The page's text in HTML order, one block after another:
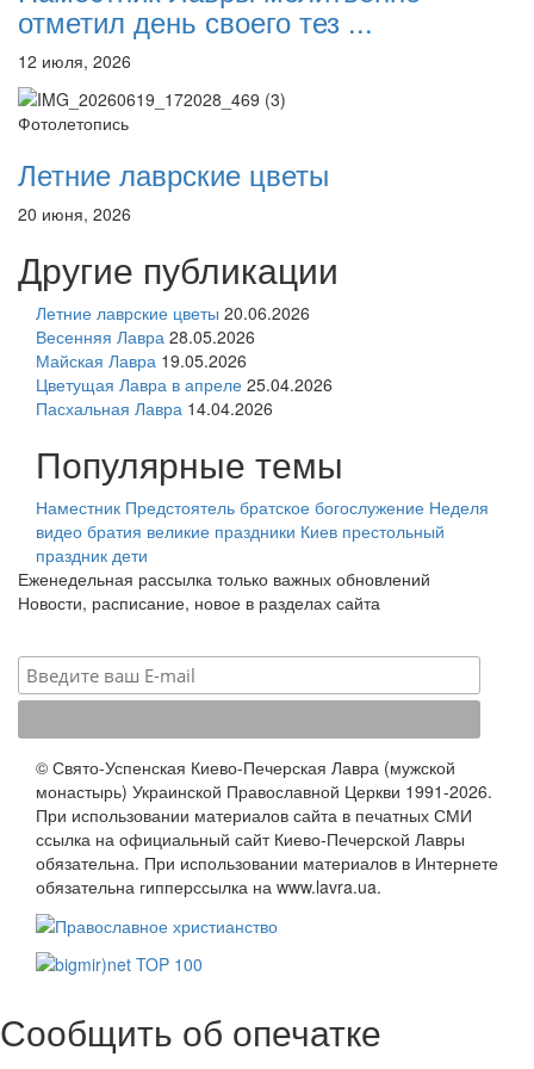
отметил день своего тез ...
12 июля, 2026
Фотолетопись
Летние лаврские цветы
20 июня, 2026
Другие публикации
Летние лаврские цветы 20.06.2026
Весенняя Лавра 28.05.2026
Майская Лавра 19.05.2026
Цветущая Лавра в апреле 25.04.2026
Пасхальная Лавра 14.04.2026
Популярные темы
Наместник Предстоятель братское богослужение Неделя
видео братия великие праздники Киев престольный
праздник дети
Еженедельная рассылка только важных обновлений
Новости, расписание, новое в разделах сайта
© Свято-Успенская Киево-Печерская Лавра (мужской
монастырь) Украинской Православной Церкви 1991-2026.
При использовании материалов сайта в печатных СМИ
ссылка на официальный сайт Киево-Печерской Лавры
обязательна. При использовании материалов в Интернете
обязательна гипперссылка на www.lavra.ua.
Сообщить об опечатке